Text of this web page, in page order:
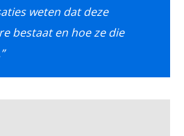
weten dat deze
bestaat en hoe ze die